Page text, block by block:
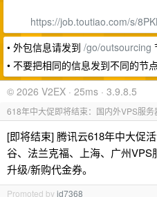
https://job.toutiao.com/s/
• 外包信息请发到 /go/outsourcing
• 不要把相同的信息发到不同的节点
© 2026 V2EX · 25ms · 3.9.8.5
618年中大促即将结束：国内外VPS服
[即将结束] 腾讯云618年中大促
谷、法兰克福、上海、广州
升级/新购代金券。
Promoted byid7368